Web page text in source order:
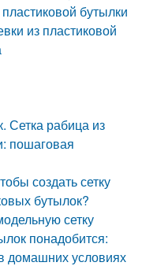
бутылки
из пластиковой
Сетка рабица из
пошаговая
создать сетку
бутылок?
сетку
понадобится:
домашних условиях